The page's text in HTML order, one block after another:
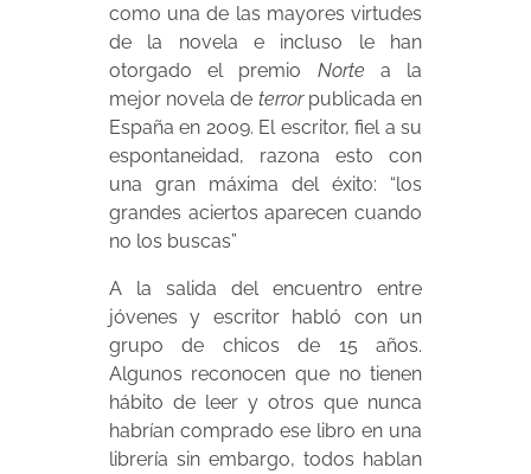
como una de las mayores virtudes
de la novela e incluso le han
otorgado el premio Norte a la
mejor novela de terrorpublicada en
España en 2009. El escritor, fiel a su
espontaneidad, razona esto con
una gran máxima del éxito: “los
grandes aciertos aparecen cuando
no los buscas”
A la salida del encuentro entre
jóvenes y escritor habló con un
grupo de chicos de 15 años.
Algunos reconocen que no tienen
hábito de leer y otros que nunca
habrían comprado ese libro en una
librería sin embargo, todos hablan